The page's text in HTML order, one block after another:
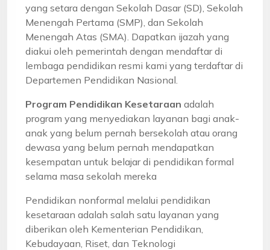
yang setara dengan Sekolah Dasar (SD), Sekolah
Menengah Pertama (SMP), dan Sekolah
Menengah Atas (SMA). Dapatkan ijazah yang
diakui oleh pemerintah dengan mendaftar di
lembaga pendidikan resmi kami yang terdaftar di
Departemen Pendidikan Nasional.
Program Pendidikan Kesetaraan adalah
program yang menyediakan layanan bagi anak-
anak yang belum pernah bersekolah atau orang
dewasa yang belum pernah mendapatkan
kesempatan untuk belajar di pendidikan formal
selama masa sekolah mereka
Pendidikan nonformal melalui pendidikan
kesetaraan adalah salah satu layanan yang
diberikan oleh Kementerian Pendidikan,
Kebudayaan, Riset, dan Teknologi